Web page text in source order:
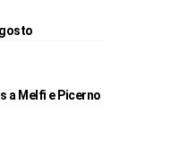
a Melfi e Picerno